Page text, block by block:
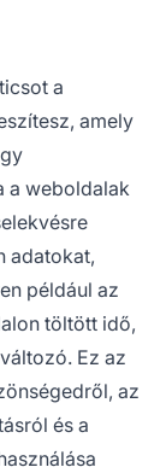
a
amely
a weboldalak
adatokat,
például az
töltött idő,
Ez az
az
és a